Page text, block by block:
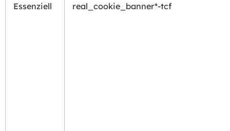
Essenziell real_cookie_banner*-tcf